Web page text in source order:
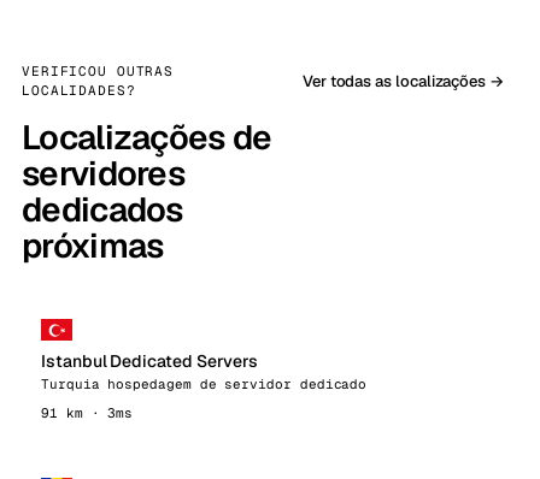
VERIFICOU OUTRAS
LOCALIDADES?
Localizações de
servidores
dedicados
próximas
Ver todas as localizações →
Istanbul Dedicated Servers
Turquia hospedagem de servidor dedicado
91 km · 3ms